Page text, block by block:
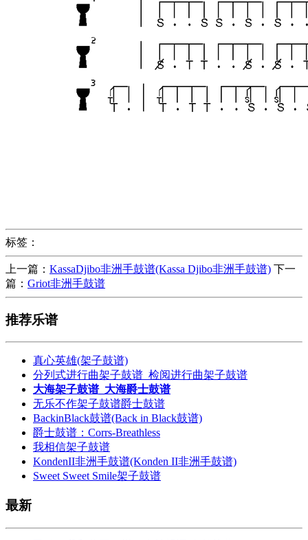
标签：
上一篇： KassaDjibo非洲手鼓谱(Kassa Djibo非洲手鼓谱) 下一
篇： Griot非洲手鼓谱
推荐乐谱
真心英雄(架子鼓谱)
分列式进行曲架子鼓谱_检阅进行曲架子鼓谱
大海架子鼓谱_大海爵士鼓谱
无乐不作架子鼓谱爵士鼓谱
BackinBlack鼓谱(Back in Black鼓谱)
爵士鼓谱：Corrs-Breathless
我相信架子鼓谱
KondenII非洲手鼓谱(Konden II非洲手鼓谱)
Sweet Sweet Smile架子鼓谱
最新